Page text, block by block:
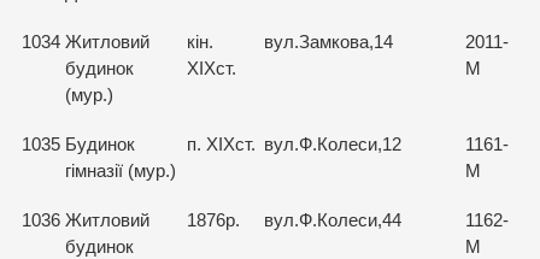
1034 Житловий
будинок
(мур.)
кін.
ХІХст.
вул.Замкова,14
2011-
М
1035 Будинок
гімназії (мур.)
п. ХІХст. вул.Ф.Колеси,12
1161-
М
1036 Житловий
будинок
1876р. вул.Ф.Колеси,44
1162-
М